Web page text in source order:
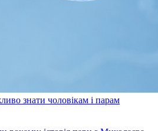
знати чоловікам і парам